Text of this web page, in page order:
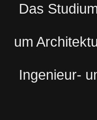
Das
um
Ingenieur-